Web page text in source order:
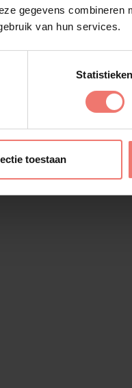
gegevens combineren
van hun services.
Statistieken
toestaan